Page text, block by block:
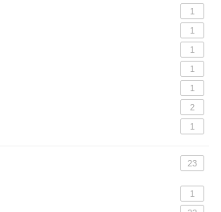
1
1
1
1
1
2
1
23
1